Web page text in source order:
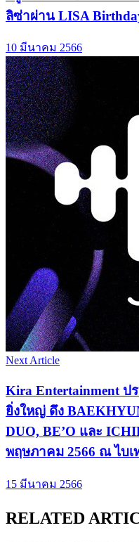
ลิซ่าผ่าน LISA
10 มีนาคม 2566
Next Article
Kira Entertainment ป
ยิ่งใหญ่ ดึง
DUO, BE’O และ
พฤษภาคม 2566 ณ ไบเ
15 มีนาคม 2566
RELATED